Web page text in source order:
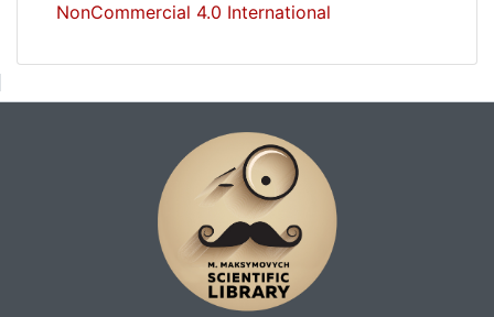
NonCommercial 4.0 International